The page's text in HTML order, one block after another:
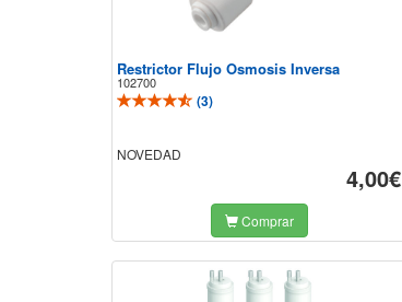
Restrictor Flujo Osmosis Inversa
102700
(3)
NOVEDAD
4,00€
Comprar